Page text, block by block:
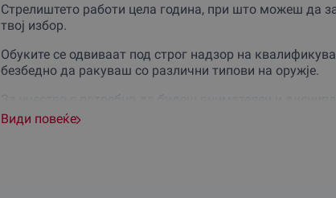
Стрелиштето работи цела година, при што можеш да
твој избор.
Обуките се одвиваат под строг надзор на
безбедно да ракуваш со различни типови на оружје.
потребно е да поседуваш соодветна дозвола. Во
Види повеќе